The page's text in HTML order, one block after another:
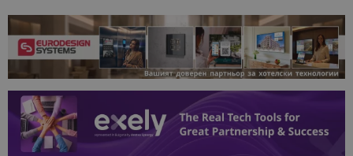
Домейн
до
is_visitor_unique
StatCounter
.statcounter.com
1 година
1 месец
Тази
се
да се
дали
е
сайта чрез
посетител
помага за
sc_is_visitor_unique
StatCounter
Ltd
.bgtourism.bg
1 година
1 месец
Използва се
за
съхраняване
на броя
посещения.
Декларацията за
поверителност на Google